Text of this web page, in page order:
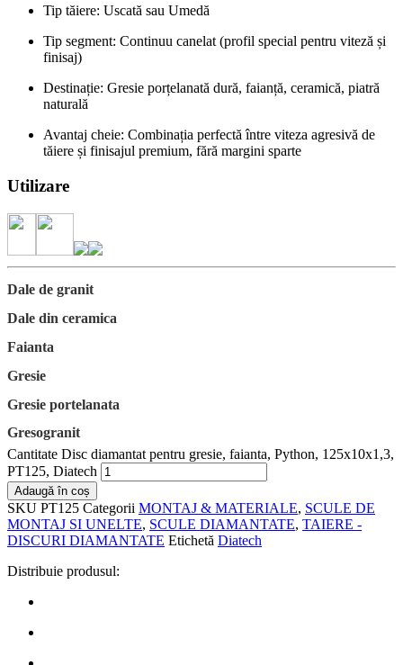
Tip tăiere: Uscată sau Umedă
Tip segment: Continuu canelat (profil special pentru viteză și
finisaj)
Destinație: Gresie porțelanată dură, faianță, ceramică, piatră
naturală
Avantaj cheie: Combinația perfectă între viteza agresivă de
tăiere și finisajul premium, fără margini sparte
Utilizare
Dale de granit
Dale din ceramica
Faianta
Gresie
Gresie portelanata
Gresogranit
Cantitate Disc diamantat pentru gresie, faianta, Python, 125x10x1,3,
PT125, Diatech
Adaugă în coș
SKU PT125 Categorii MONTAJ & MATERIALE, SCULE DE
MONTAJ SI UNELTE, SCULE DIAMANTATE, TAIERE -
DISCURI DIAMANTATE Etichetă Diatech
Distribuie produsul: